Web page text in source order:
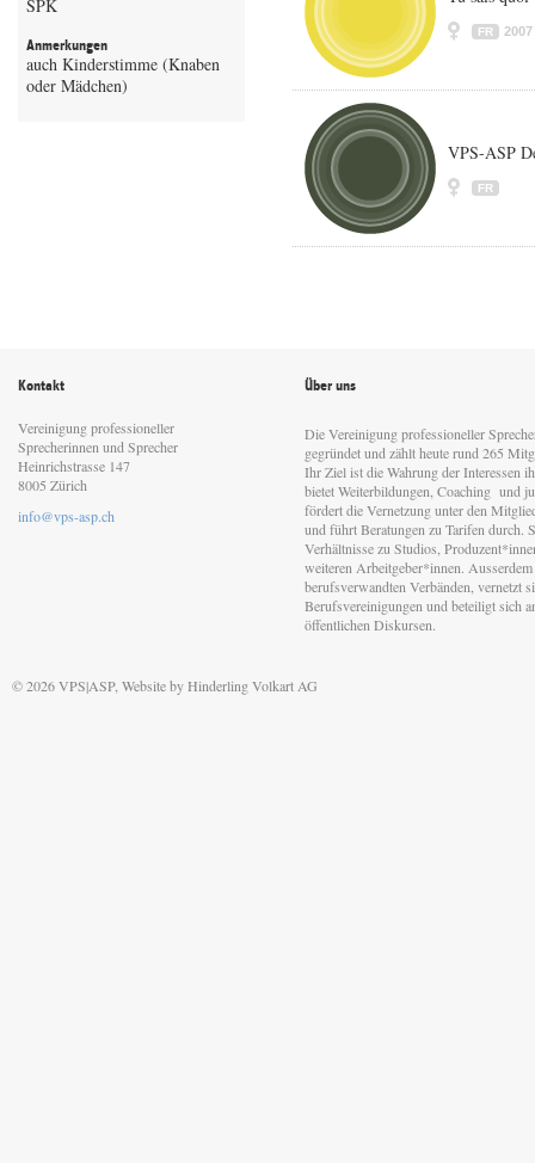
SPK
Anmerkungen
auch Kinderstimme (Knaben
oder Mädchen)
FR 2007
VPS-ASP
FR
Kontakt
Vereinigung professioneller
Sprecherinnen und Sprecher
Heinrichstrasse 147
8005 Zürich
info@vps-asp.ch
Über uns
Die Vereinigung professioneller
gegründet und zählt heute rund 265
Ihr Ziel ist die Wahrung der Interessen
bietet Weiterbildungen, Coaching und
fördert die Vernetzung unter den
und führt Beratungen zu Tarifen durch.
Verhältnisse zu Studios,
weiteren Arbeitgeber*innen.
berufsverwandten Verbänden, vernetzt
Berufsvereinigungen und beteiligt sich
öffentlichen Diskursen.
© 2026 VPS|ASP, Website byHinderling Volkart AG